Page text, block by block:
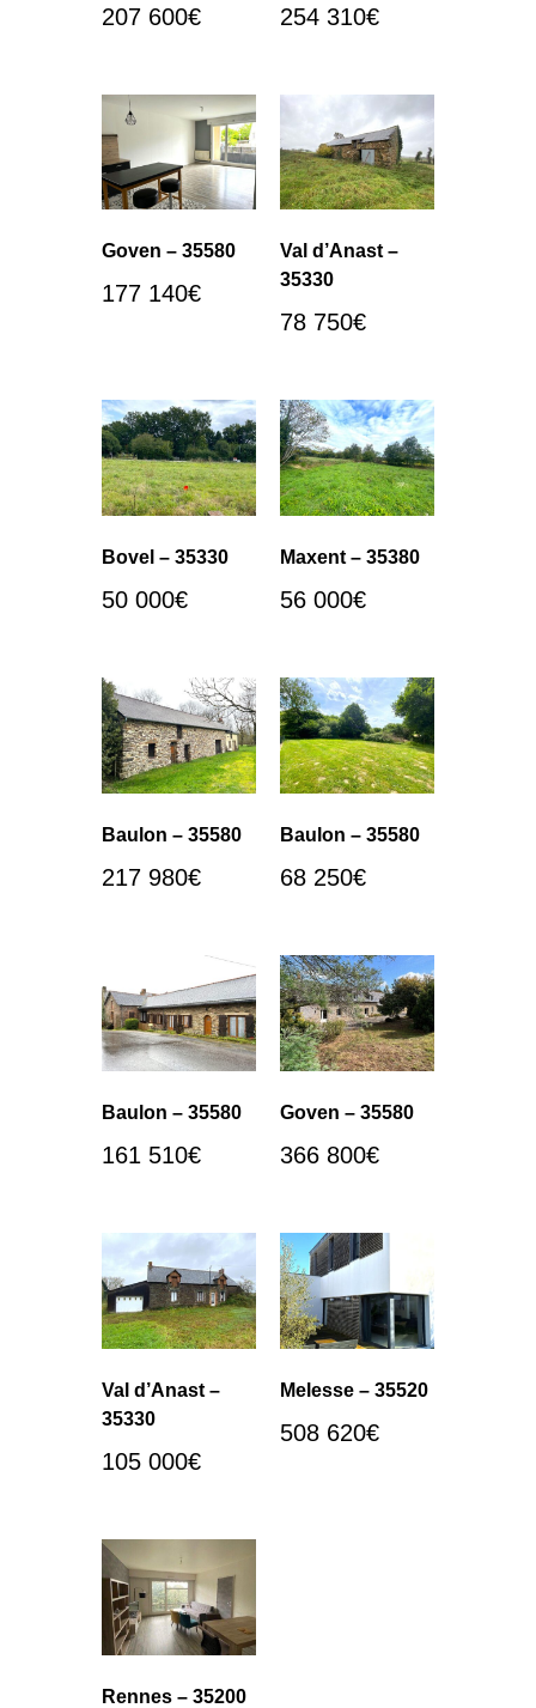
207 600€ 254 310€
Goven – 35580
177 140€
Val d’Anast –
35330
78 750€
Bovel – 35330
50 000€
Maxent – 35380
56 000€
Baulon – 35580
217 980€
Baulon – 35580
68 250€
Baulon – 35580
161 510€
Goven – 35580
366 800€
Val d’Anast –
35330
105 000€
Melesse – 35520
508 620€
Rennes – 35200